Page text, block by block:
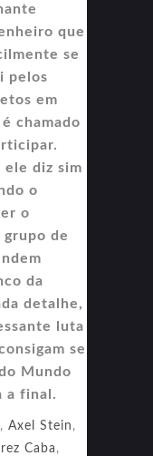
que
se
pelos
em
chamado
ele diz sim
o
o
grupo de
da
detalhe,
luta
se
Mundo
a final.
, Axel Stein ,
Caba ,